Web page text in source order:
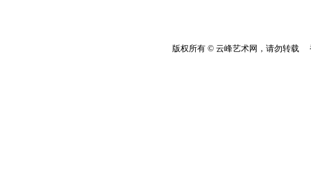
版权所有 © 云峰艺术网，请勿转载